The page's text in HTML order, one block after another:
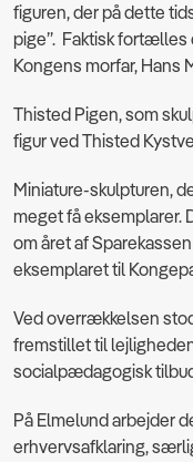
figuren, der på dette
pige”. Faktisk fortælles
Kongens morfar, Hans
Thisted Pigen, som
figur ved Thisted
Miniature-skulpturen,
meget få eksemplarer.
om året af
eksemplaret til
Ved overrækkelsen
fremstillet til
socialpædagogisk
På Elmelund arbejder
erhvervsafklaring,